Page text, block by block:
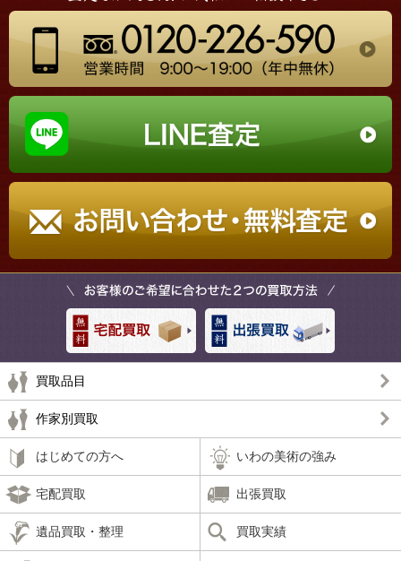
買取品目
作家別買取
はじめての方へ いわの美術の強み
宅配買取 出張買取
遺品買取・整理 買取実績